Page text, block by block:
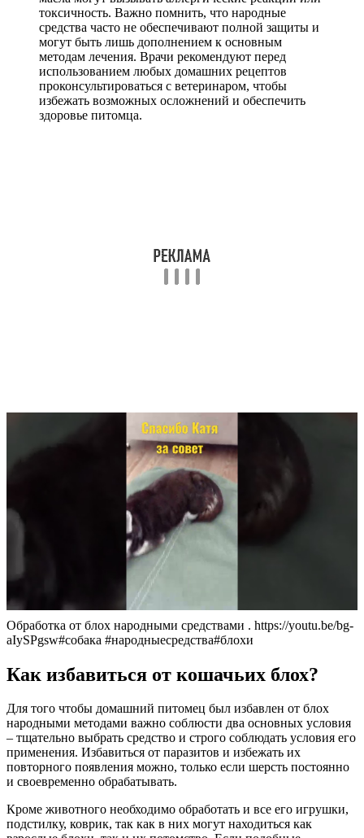
токсичность. Важно помнить, что народные
средства часто не обеспечивают полной защиты и
могут быть лишь дополнением к основным
методам лечения. Врачи рекомендуют перед
использованием любых домашних рецептов
проконсультироваться с ветеринаром, чтобы
избежать возможных осложнений и обеспечить
здоровье питомца.
Обработка от блох народными средствами . https://youtu.be/bg-
aIySPgsw#собака #народныесредства#блохи
Как избавиться от кошачьих блох?
Для того чтобы домашний питомец был избавлен от блох
народными методами важно соблюсти два основных условия
– тщательно выбрать средство и строго соблюдать условия его
применения. Избавиться от паразитов и избежать их
повторного появления можно, только если шерсть постоянно
и своевременно обрабатывать.
Кроме животного необходимо обработать и все его игрушки,
подстилку, коврик, так как в них могут находиться как